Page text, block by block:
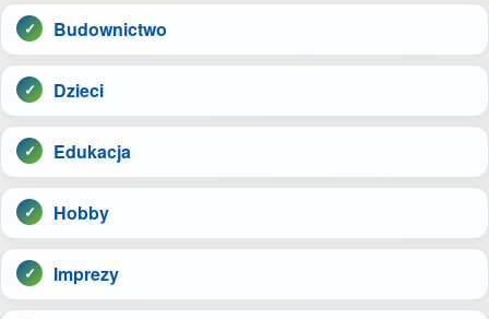
Budownictwo
Dzieci
Edukacja
Hobby
Imprezy